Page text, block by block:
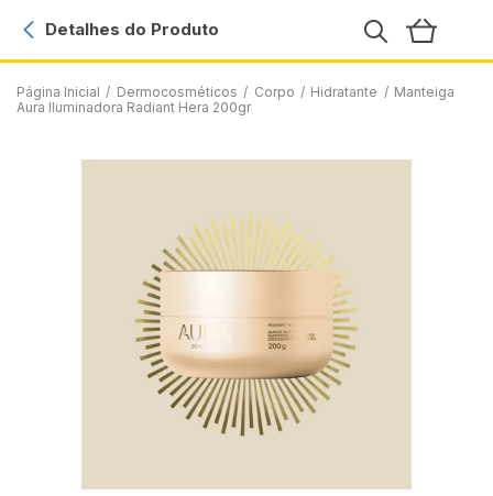
Página Inicial / Dermocosméticos / Corpo / Hidratante / Manteiga
Aura Iluminadora Radiant Hera 200gr
Detalhes do Produto